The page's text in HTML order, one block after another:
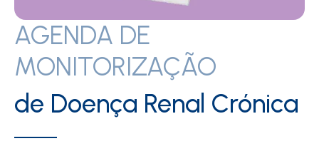
AGENDA DE
MONITORIZAÇÃO
de Doença Renal Crónica